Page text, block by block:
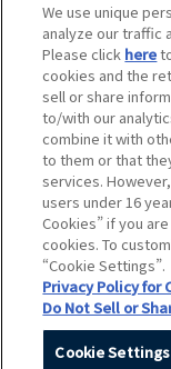
© BANDAI SPIRITS
©創通・サンライズ ©
©SOTSU・SUNRISE
©Nintendo・Creatures
©Pokémon
©Pokémon. ©Nintendo/
このホームページに掲
転用、転載をお断りしま
Unauthorized use or
is strictly prohibited.
Do Not Sell or Share
We use unique
analyze our traffic
Please click here
cookies and the
sell or share
to/with our
combine it with
to them or that
services.
users under 16
Cookies” if you
cookies. To
“Cookie Settings”.
Privacy Policy for
Do Not Sell or
Cookie Settings